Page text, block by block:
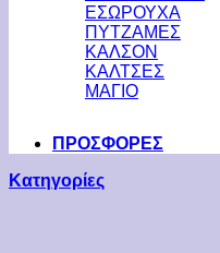
ΕΣΩΡΟΥΧΑ
ΠΥΤΖΑΜΕΣ
ΚΑΛΣΟΝ
ΚΑΛΤΣΕΣ
ΜΑΓΙΟ
ΠΡΟΣΦΟΡΕΣ
Κατηγορίες